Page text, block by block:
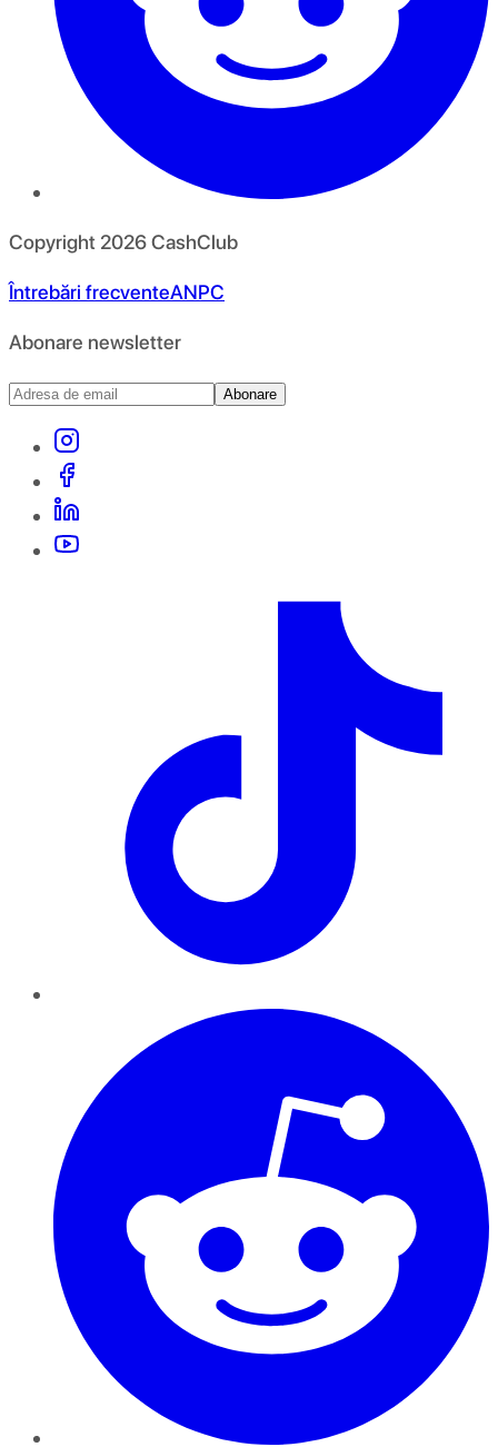
Copyright 2026CashClub
Întrebări frecventeANPC
Abonare newsletter
Abonare